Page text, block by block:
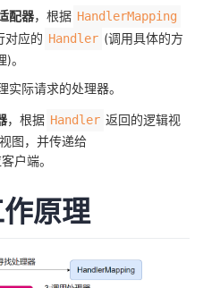
配器，根据 HandlerMapping
对应的 Handler (调用具体的方
。
实际请求的处理器。
，根据 Handler 返回的逻辑视
图，并传递给
户端。
原理